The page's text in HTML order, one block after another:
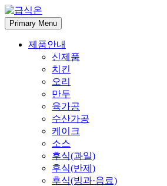
Skip
to
content
Primary Menu
제품안내
신제품
치킨
오리
만두
육가공
수산가공
케이크
소스
후식(과일)
후식(반제)
후식(빙과·음료)